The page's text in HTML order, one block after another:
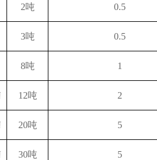
2吨 0.5
3吨 0.5
8吨 1
1 2吨 2
20吨 5
30吨 5